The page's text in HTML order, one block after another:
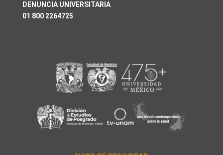
DENUNCIA UNIVERSITARIA
01 800 2264725